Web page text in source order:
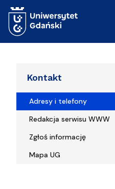
Kontakt
Adresy i telefony
Redakcja serwisu WWW
Zgłoś informację
Mapa UG